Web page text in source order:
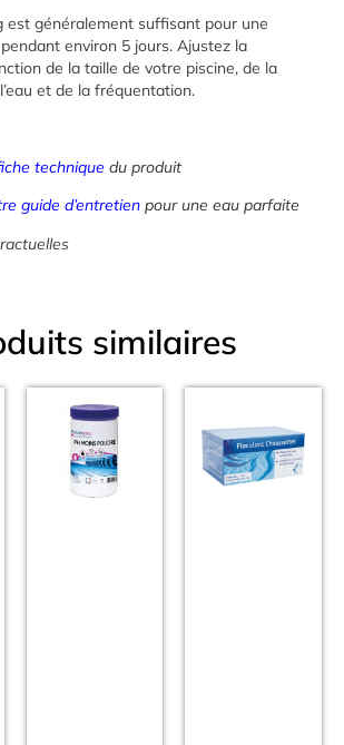
est généralement suffisant pour une
environ 5 jours. Ajustez la
de la taille de votre piscine, de la
et de la fréquentation.
technique du produit
guide d’entretien pour une eau parfaite
similaires